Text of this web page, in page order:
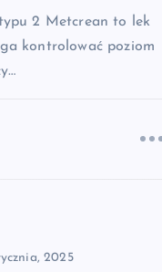
2 Metcrean to lek
kontrolować poziom
2025